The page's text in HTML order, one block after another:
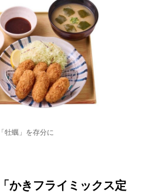
牡蠣」を存分に
かきフライミックス定